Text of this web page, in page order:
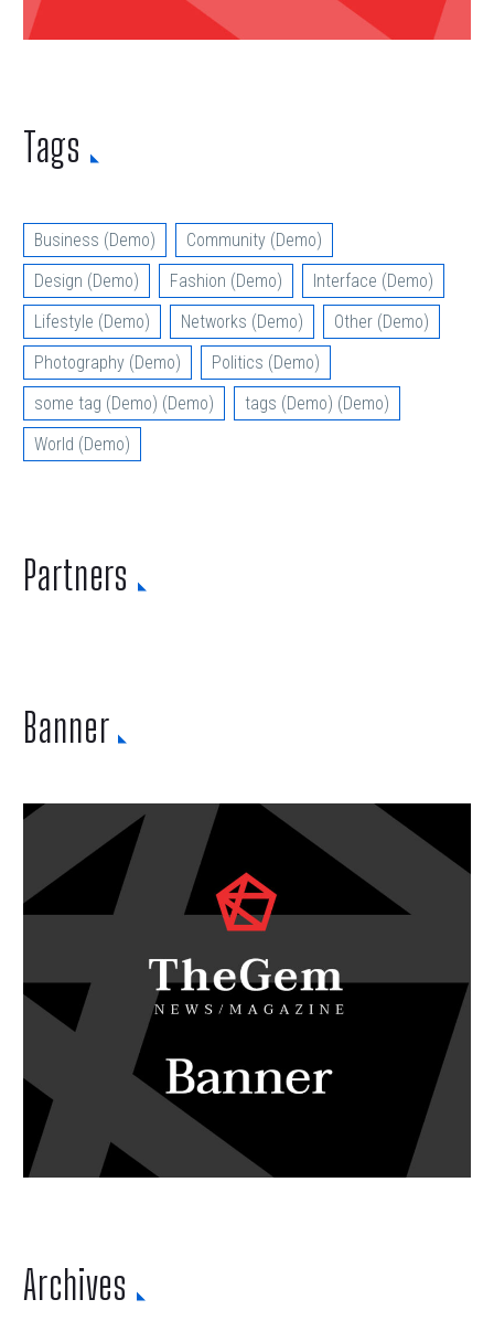
Tags
Business (Demo)
Community (Demo)
Design (Demo)
Fashion (Demo)
Interface (Demo)
Lifestyle (Demo)
Networks (Demo)
Other (Demo)
Photography (Demo)
Politics (Demo)
some tag (Demo) (Demo)
tags (Demo) (Demo)
World (Demo)
Partners
Banner
Archives